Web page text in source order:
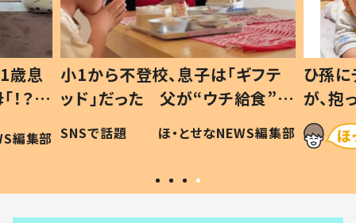
歳息
？」
編集部
小1から不登校、息子は「ギフテ
ッド」だった 父が“ウチ給食”を
作り続ける理由とは #令和の親
#令和の子
SNSで話題 ほ・とせなNEWS編集部
ひ孫
が、
「涙が
い」